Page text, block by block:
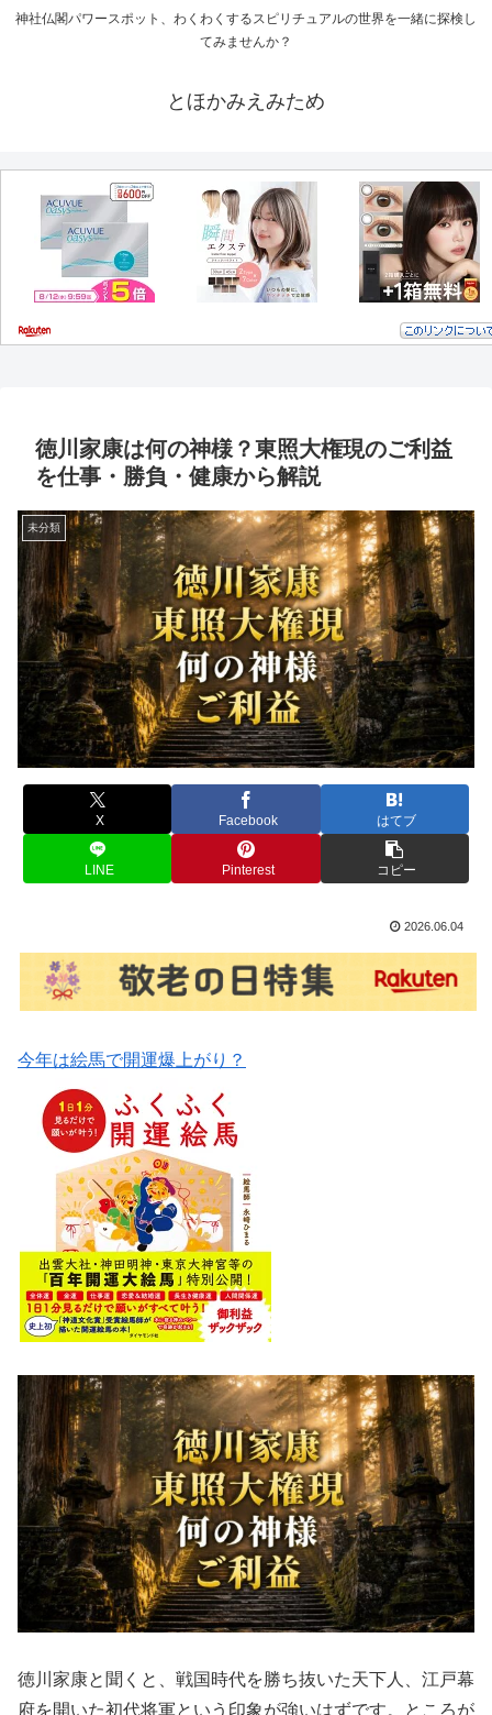
神社仏閣パワースポット、わくわくするスピリチュアルの世界を一緒に探検し
てみませんか？
とほかみえみため
徳川家康は何の神様？東照大権現のご利益
を仕事・勝負・健康から解説
未分類
X Facebook はてブ
LINE Pinterest コピー
2026.06.04
今年は絵馬で開運爆上がり？
徳川家康と聞くと、戦国時代を勝ち抜いた天下人、江戸幕
府を開いた初代将軍という印象が強いはずです。ところが